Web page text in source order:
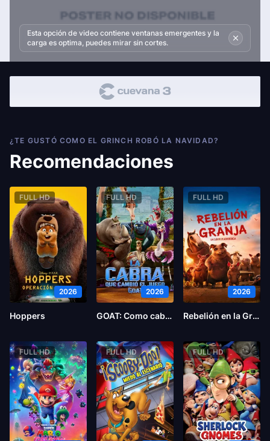
Esta opción de video contiene ventanas emergentes y la
carga es optima, puedes mirar sin cortes.
¿TE GUSTÓ COMO EL GRINCH ROBÓ LA NAVIDAD?
Recomendaciones
FULL HD
2026
Hoppers
FULL HD
2026
GOAT: Como cabras
FULL HD
2026
Rebelión en la Granja
FULL HD FULL HD FULL HD